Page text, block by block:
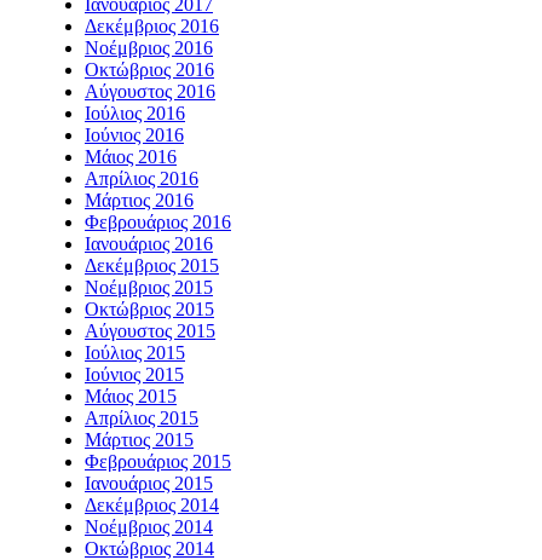
Δεκέμβριος 2016
Νοέμβριος 2016
Οκτώβριος 2016
Αύγουστος 2016
Ιούλιος 2016
Ιούνιος 2016
Μάιος 2016
Απρίλιος 2016
Μάρτιος 2016
Φεβρουάριος 2016
Ιανουάριος 2016
Δεκέμβριος 2015
Νοέμβριος 2015
Οκτώβριος 2015
Αύγουστος 2015
Ιούλιος 2015
Ιούνιος 2015
Μάιος 2015
Απρίλιος 2015
Μάρτιος 2015
Φεβρουάριος 2015
Ιανουάριος 2015
Δεκέμβριος 2014
Νοέμβριος 2014
Οκτώβριος 2014